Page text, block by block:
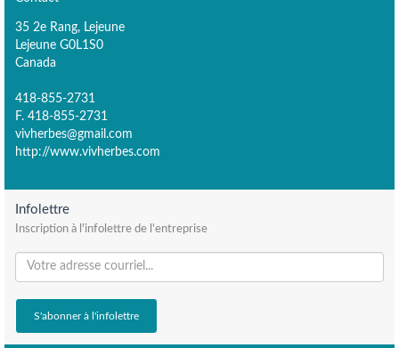
35 2e Rang, Lejeune
Lejeune G0L1S0
Canada
418-855-2731
F. 418-855-2731
vivherbes@gmail.com
http://www.vivherbes.com
Infolettre
Inscription à l'infolettre de l'entreprise